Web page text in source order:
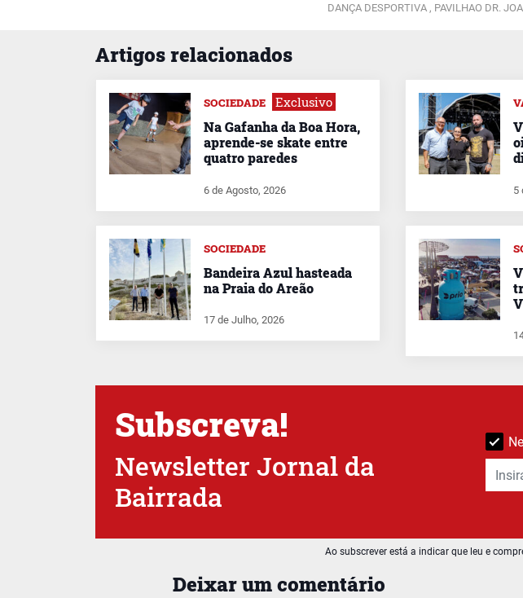
DANÇA DESPORTIVA , PAVILHAO DR.
Artigos relacionados
Deixar um comentário
SOCIEDADE Exclusivo
Na Gafanha da Boa Hora,
aprende-se skate entre
quatro paredes
6 de Agosto, 2026 5
SOCIEDADE
Bandeira Azul hasteada
na Praia do Areão
17 de Julho, 2026
Subscreva!
Newsletter Jornal da
Bairrada
Ao subscrever está a indicar que leu e